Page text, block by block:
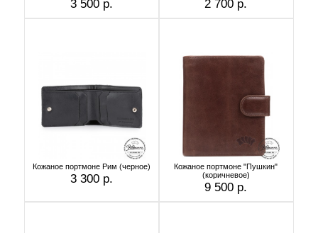
3 500 р. 2 700 р.
Кожаное портмоне Рим (черное)
3 300 р.
Кожаное портмоне "Пушкин"
(коричневое)
9 500 р.